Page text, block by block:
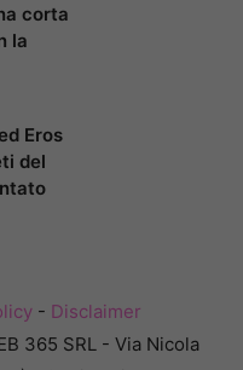
corta
la
Eros
del
- Disclaimer
365 SRL - Via Nicola